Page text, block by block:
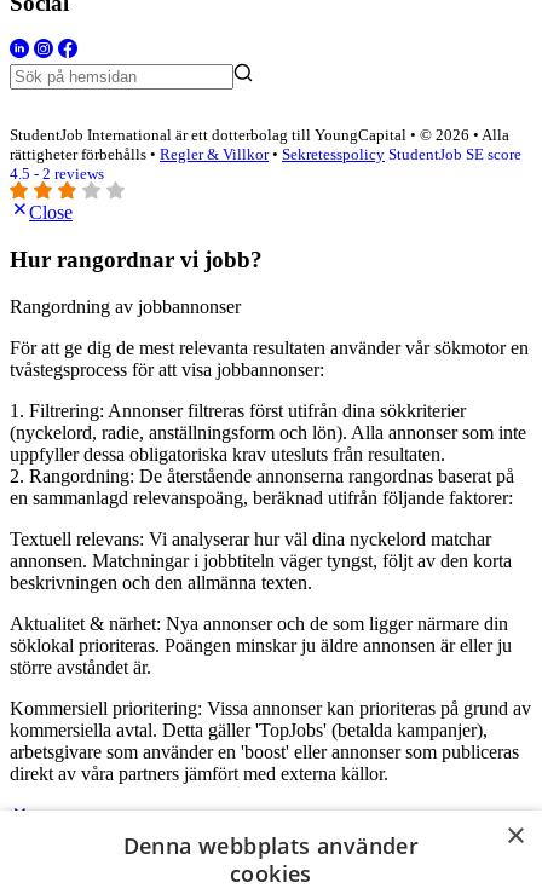
StudentJob International är ett dotterbolag till YoungCapital • © 2026 • Alla
rättigheter förbehålls • Regler & Villkor• Sekretesspolicy StudentJob SE score
4.5 - 2 reviews
Close
Hur rangordnar vi jobb?
Rangordning av jobbannonser
För att ge dig de mest relevanta resultaten använder vår sökmotor en
tvåstegsprocess för att visa jobbannonser:
1. Filtrering: Annonser filtreras först utifrån dina sökkriterier
(nyckelord, radie, anställningsform och lön). Alla annonser som inte
uppfyller dessa obligatoriska krav utesluts från resultaten.
2. Rangordning: De återstående annonserna rangordnas baserat på
en sammanlagd relevanspoäng, beräknad utifrån följande faktorer:
Textuell relevans: Vi analyserar hur väl dina nyckelord matchar
annonsen. Matchningar i jobbtiteln väger tyngst, följt av den korta
beskrivningen och den allmänna texten.
Aktualitet & närhet: Nya annonser och de som ligger närmare din
söklokal prioriteras. Poängen minskar ju äldre annonsen är eller ju
större avståndet är.
Kommersiell prioritering: Vissa annonser kan prioriteras på grund av
kommersiella avtal. Detta gäller 'TopJobs' (betalda kampanjer),
arbetsgivare som använder en 'boost' eller annonser som publiceras
direkt av våra partners jämfört med externa källor.
×
Denna webbplats använder
cookies